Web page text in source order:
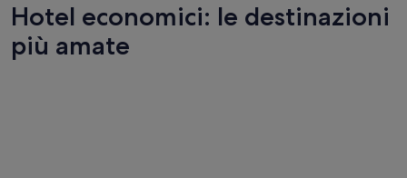
Hotel economici: le destinazioni
più amate